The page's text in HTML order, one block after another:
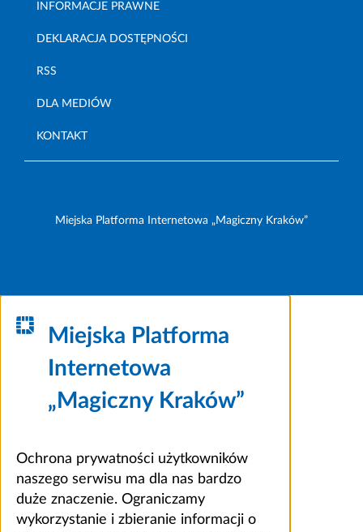
INFORMACJE PRAWNE
DEKLARACJA DOSTĘPNOŚCI
RSS
DLA MEDIÓW
KONTAKT
Miejska Platforma Internetowa „Magiczny Kraków”
Miejska Platforma
Internetowa
„Magiczny Kraków”
Ochrona prywatności użytkowników
naszego serwisu ma dla nas bardzo
duże znaczenie. Ograniczamy
wykorzystanie i zbieranie informacji o